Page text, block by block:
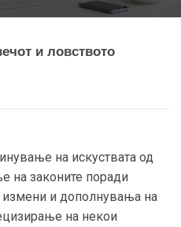
и ловството
на искуствата од
на законите поради
измени и дополнувања на
на некои